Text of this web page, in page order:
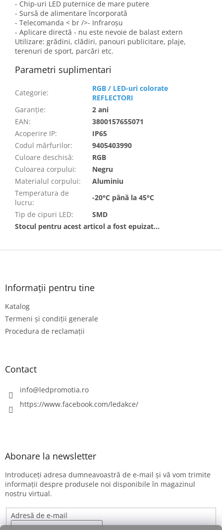
- Chip-uri LED puternice de mare putere
- Sursă de alimentare încorporată
- Telecomanda < br />- Infraroșu
- Aplicare directă - nu este nevoie de balast extern
Utilizare: grădini, clădiri, panouri publicitare, plaje,
terenuri de sport, parcări etc.
Parametri suplimentari
Categorie:
RGB / LED-uri colorate
REFLECTORI
Garanţie:
2 ani
EAN:
3800157655071
Acoperire IP:
IP65
Codul mărfurilor:
9405403990
Culoare deschisă:
RGB
Culoarea corpului:
Negru
Materialul corpului:
Aluminiu
Temperatura de
lucru:
-20°C până la 45°C
Tip de cipuri LED:
SMD
Stocul pentru acest articol a fost epuizat…
S
Informații pentru tine
Katalog
Termeni și condiții generale
Procedura de reclamații
Contact
info@ledpromotia.ro
https://www.facebook.com/ledakce/
Abonare la newsletter
Introduceţi adresa dumneavoastră de e-mail şi vă vom trimite
informaţii despre produsele noi disponibile în magazinul
nostru virtual.
Adresă de e-mail